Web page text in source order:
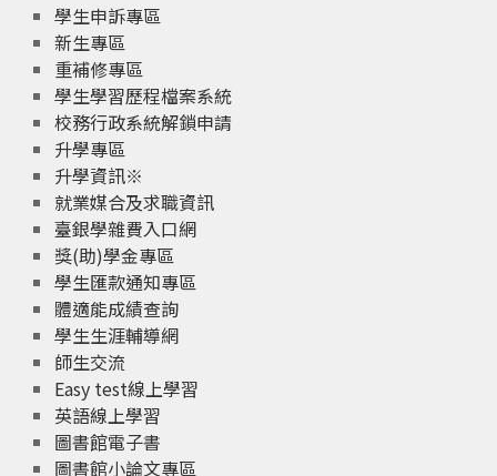
學生申訴專區
新生專區
重補修專區
學生學習歷程檔案系統
校務行政系統解鎖申請
升學專區
升學資訊※
就業媒合及求職資訊
臺銀學雜費入口網
獎(助)學金專區
學生匯款通知專區
體適能成績查詢
學生生涯輔導網
師生交流
Easy test線上學習
英語線上學習
圖書館電子書
圖書館小論文專區